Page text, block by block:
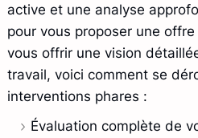
active et une analyse
pour vous proposer une
vous offrir une vision
travail, voici comment se
interventions phares :
Évaluation complète de